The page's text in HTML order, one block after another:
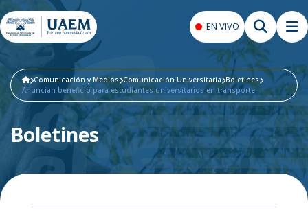
EN VIVO
Comunicación y Medios Comunicación Universitaria Boletines
Anuncian beneficio para estudiantes universitarios en transporte
Boletines